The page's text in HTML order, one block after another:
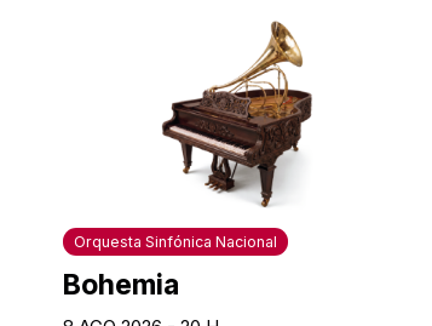
Orquesta Sinfónica Nacional
Bohemia